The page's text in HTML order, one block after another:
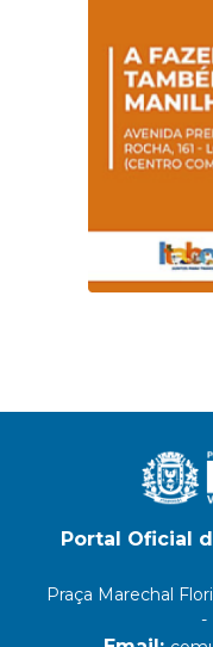
Magalhães
Portal Oficial
Praça Marechal
-